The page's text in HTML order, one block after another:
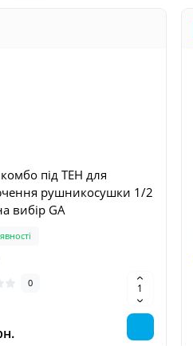
під ТЕН для
рушникосушки 1/2
вибір GA
0